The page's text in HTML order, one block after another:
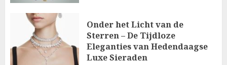
Onder het Licht van de
Sterren – De Tijdloze
Eleganties van Hedendaagse
Luxe Sieraden